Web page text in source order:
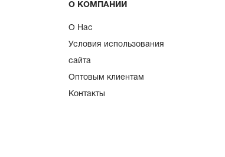
О КОМПАНИИ
О Нас
Условия использования
сайта
Оптовым клиентам
Контакты